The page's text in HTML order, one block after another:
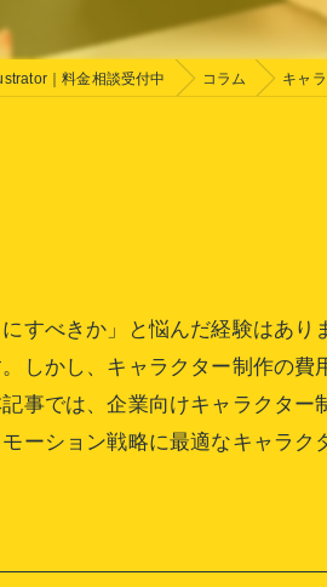
｜料金相談受付中 コラム キャ
すべきか」と悩んだ経験はあり
しかし、キャラクター制作の費
事では、企業向けキャラクター
ーション戦略に最適なキャラク